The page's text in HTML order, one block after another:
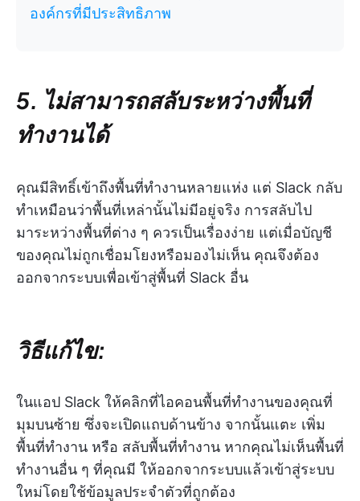
องค์กรที่มีประสิทธิภาพ
5. ไม่สามารถสลับระหว่างพื้นที่
ทำงานได้
คุณมีสิทธิ์เข้าถึงพื้นที่ทำงานหลายแห่ง แต่ Slack กลับ
ทำเหมือนว่าพื้นที่เหล่านั้นไม่มีอยู่จริง การสลับไป
มาระหว่างพื้นที่ต่าง ๆ ควรเป็นเรื่องง่าย แต่เมื่อบัญชี
ของคุณไม่ถูกเชื่อมโยงหรือมองไม่เห็น คุณจึงต้อง
ออกจากระบบเพื่อเข้าสู่พื้นที่ Slack อื่น
วิธีแก้ไข:
ในแอป Slack ให้คลิกที่ไอคอนพื้นที่ทำงานของคุณที่
มุมบนซ้าย ซึ่งจะเปิดแถบด้านข้าง จากนั้นแตะ เพิ่ม
พื้นที่ทำงาน หรือ สลับพื้นที่ทำงาน หากคุณไม่เห็นพื้นที่
ทำงานอื่น ๆ ที่คุณมี ให้ออกจากระบบแล้วเข้าสู่ระบบ
ใหม่โดยใช้ข้อมูลประจำตัวที่ถูกต้อง